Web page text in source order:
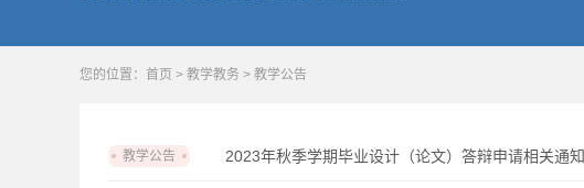
您的位置： 首页 > 教学教务 > 教学公告
教学公告 2023年秋季学期毕业设计（论文）答辩申请相关通知